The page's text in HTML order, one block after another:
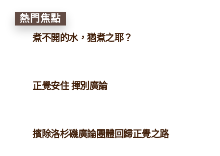
熱門焦點
煮不開的水，猶煮之耶？
正覺安住 揮別廣論
擯除洛杉磯廣論團體回歸正覺之路